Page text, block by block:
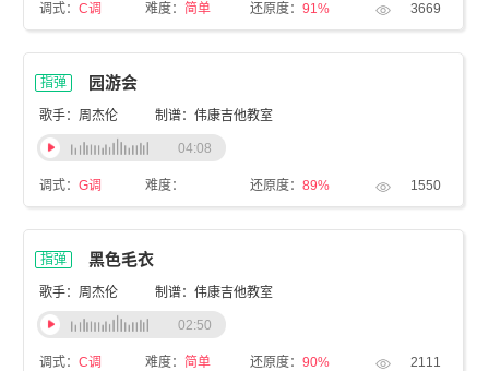
调式：C调 难度： 简单 还原度：91% 3669
指弹 园游会
歌手：周杰伦 制谱：伟康吉他教室
调式：G调 难度： 还原度：89% 1550
04:08
指弹 黑色毛衣
歌手：周杰伦 制谱：伟康吉他教室
调式：C调 难度： 简单 还原度：90% 2111
02:50